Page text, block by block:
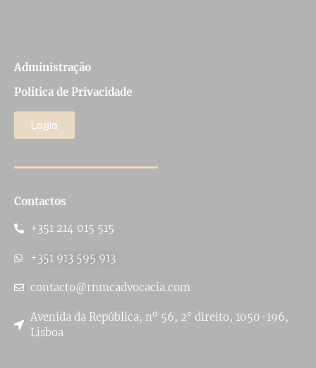
Administração
Politica de Privacidade
Login
Contactos
+351 214 015 515
+351 913 595 913
contacto@rnmcadvocacia.com
Avenida da República, nº 56, 2° direito, 1050-196,
Lisboa